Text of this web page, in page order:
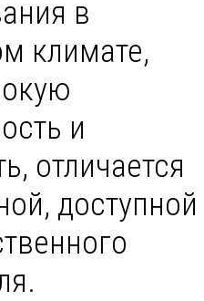
в
климате,
и
отличается
доступной